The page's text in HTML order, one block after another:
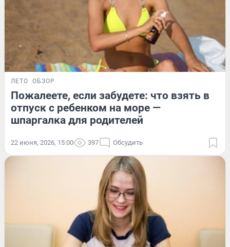
ЛЕТО ОБЗОР
Пожалеете, если забудете: что взять в
отпуск с ребенком на море —
шпаргалка для родителей
22 июня, 2026, 15:00 397 Обсудить